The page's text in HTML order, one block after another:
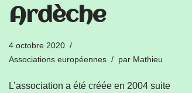
Ardèche
4 octobre 2020
Associations européennes
par Mathieu
L’association a été créée en 2004 suite